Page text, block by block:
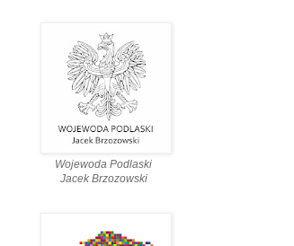
Wojewoda Podlaski
Jacek Brzozowski